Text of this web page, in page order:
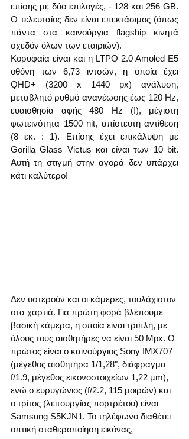
επίσης με δύο επιλογές, - 128 και 256 GB.
Ο τελευταίος δεν είναι επεκτάσιμος (όπως
πάντα στα καινούργια flagship κινητά
σχεδόν όλων των εταιριών).
Κορυφαία είναι και η LTPO 2.0 Amoled E5
οθόνη των 6,73 ιντσών, η οποία έχει
QHD+ (3200 x 1440 px) ανάλυση,
μεταβλητό ρυθμό ανανέωσης έως 120 Hz,
ευαισθησία αφής 480 Hz (!), μέγιστη
φωτεινότητα 1500 nit, απίστευτη αντίθεση
(8 εκ. : 1). Επίσης έχει επικάλυψη με
Gorilla Glass Victus και είναι των 10 bit.
Αυτή τη στιγμή στην αγορά δεν υπάρχει
κάτι καλύτερο!
Δεν υστερούν και οι κάμερες, τουλάχιστον
στα χαρτιά. Για πρώτη φορά βλέπουμε
βασική κάμερα, η οποία είναι τριπλή, με
όλους τους αισθητήρες να είναι 50 Mpx. Ο
πρώτος είναι ο καινούργιος Sony IMX707
(μέγεθος αισθητήρα 1/1,28", διάφραγμα
f/1.9, μέγεθος εικονοστοιχείων 1,22 µm),
ενώ ο ευρυγώνιος (f/2.2, 115 μοιρών) και
ο τρίτος (λειτουργίας πορτρέτου) είναι
Samsung S5KJN1. Το τηλέφωνο διαθέτει
οπτική σταθεροποίηση εικόνας,